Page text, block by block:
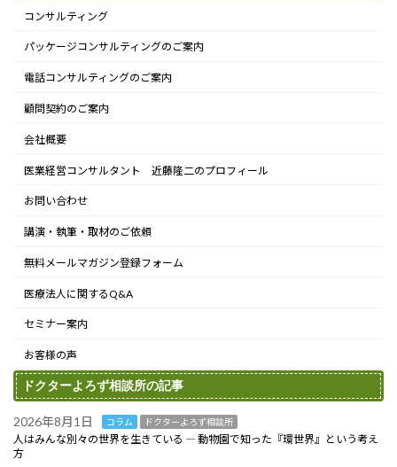
コンサルティング
パッケージコンサルティングのご案内
電話コンサルティングのご案内
顧問契約のご案内
会社概要
医業経営コンサルタント 近藤隆二のプロフィール
お問い合わせ
講演・執筆・取材のご依頼
無料メールマガジン登録フォーム
医療法人に関するQ&A
セミナー案内
お客様の声
ドクターよろず相談所の記事
2026年8月1日 コラム ドクターよろず相談所
人はみんな別々の世界を生きている ― 動物園で知った『環世界』という考え
方